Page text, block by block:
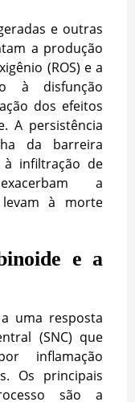
e outras
a produção
(ROS) e a
à disfunção
dos efeitos
A persistência
da barreira
à infiltração de
a
à morte
e a
uma resposta
(SNC) que
inflamação
Os principais
são a